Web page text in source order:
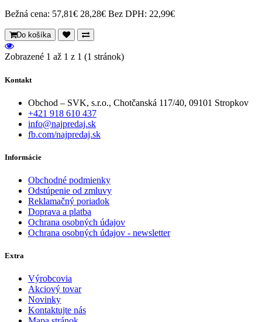
Bežná cena: 57,81€ 28,28€ Bez DPH: 22,99€
Do košíka
Zobrazené 1 až 1 z 1 (1 stránok)
Kontakt
Obchod – SVK, s.r.o., Chotčanská 117/40, 09101 Stropkov
+421 918 610 437
info@najpredaj.sk
fb.com/najpredaj.sk
Informácie
Obchodné podmienky
Odstúpenie od zmluvy
Reklamačný poriadok
Doprava a platba
Ochrana osobných údajov
Ochrana osobných údajov - newsletter
Extra
Výrobcovia
Akciový tovar
Novinky
Kontaktujte nás